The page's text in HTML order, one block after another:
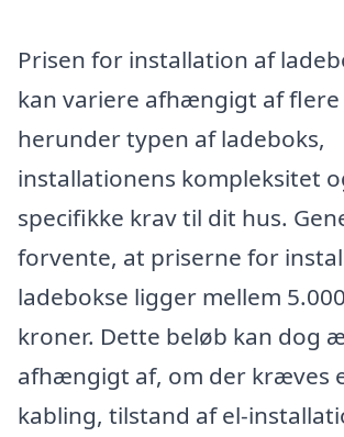
Prisen for installation af
kan variere afhængigt af flere
herunder typen af ladeboks,
installationens kompleksitet
specifikke krav til dit hus.
forvente, at priserne for
ladebokse ligger mellem
kroner. Dette beløb kan dog
afhængigt af, om der kræves
kabling, tilstand af el-